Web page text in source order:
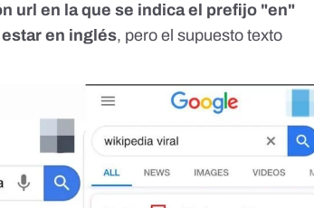
url en la que se indica el prefijo "en"
en inglés, pero el supuesto texto